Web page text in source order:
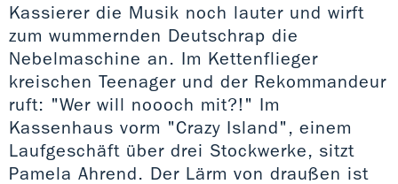
Kassierer die Musik noch lauter und wirft
zum wummernden Deutschrap die
Nebelmaschine an. Im Kettenflieger
kreischen Teenager und der Rekommandeur
ruft: "Wer will noooch mit?!" Im
Kassenhaus vorm "Crazy Island", einem
Laufgeschäft über drei Stockwerke, sitzt
Pamela Ahrend. Der Lärm von draußen ist